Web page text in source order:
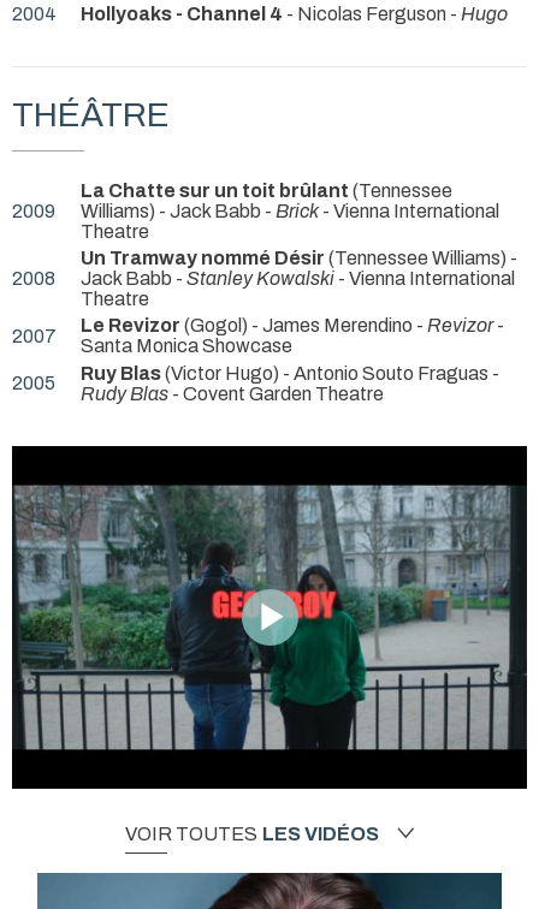
VOIR TOUTES LES VIDÉOS
2004 Hollyoaks - Channel 4 - Nicolas Ferguson - Hugo
THÉÂTRE
2009
La Chatte sur un toit brûlant (Tennessee
Williams) - Jack Babb - Brick- Vienna International
Theatre
2008
Un Tramway nommé Désir (Tennessee Williams) -
Jack Babb - Stanley Kowalski - Vienna International
Theatre
2007
Le Revizor (Gogol) - James Merendino - Revizor-
Santa Monica Showcase
2005
Ruy Blas(Victor Hugo) - Antonio Souto Fraguas -
Rudy Blas - Covent Garden Theatre